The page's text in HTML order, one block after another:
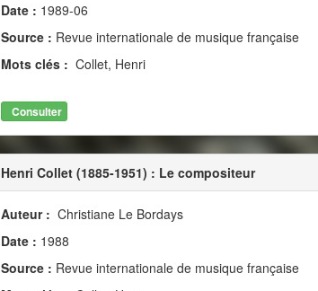
Date : 1989-06
Source : Revue internationale de musique française
Mots clés : Collet, Henri
Consulter
Henri Collet (1885-1951) : Le compositeur
Auteur : Christiane Le Bordays
Date : 1988
Source : Revue internationale de musique française